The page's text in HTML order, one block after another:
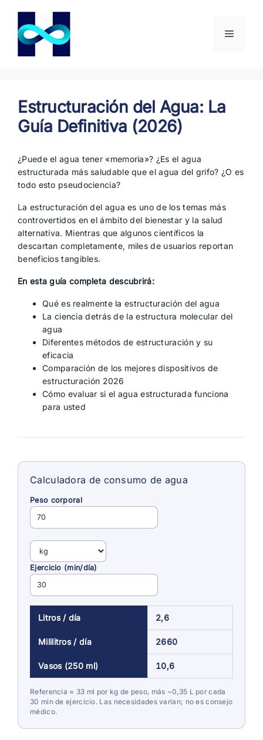
contenido
Menú
Estructuración del Agua: La
Guía Definitiva (2026)
¿Puede el agua tener «memoria»? ¿Es el agua
estructurada más saludable que el agua del grifo? ¿O es
todo esto pseudociencia?
La estructuración del agua es uno de los temas más
controvertidos en el ámbito del bienestar y la salud
alternativa. Mientras que algunos científicos la
descartan completamente, miles de usuarios reportan
beneficios tangibles.
En esta guía completa descubrirá:
Qué es realmente la estructuración del agua
La ciencia detrás de la estructura molecular del
agua
Diferentes métodos de estructuración y su
eficacia
Comparación de los mejores dispositivos de
estructuración 2026
Cómo evaluar si el agua estructurada funciona
para usted
Calculadora de consumo de agua
Peso corporal
Ejercicio (min/día)
Litros / día 2,6
Mililitros / día 2660
Vasos (250 ml) 10,6
Referencia ≈ 33 ml por kg de peso, más ~0,35 L por cada
30 min de ejercicio. Las necesidades varían; no es consejo
médico.